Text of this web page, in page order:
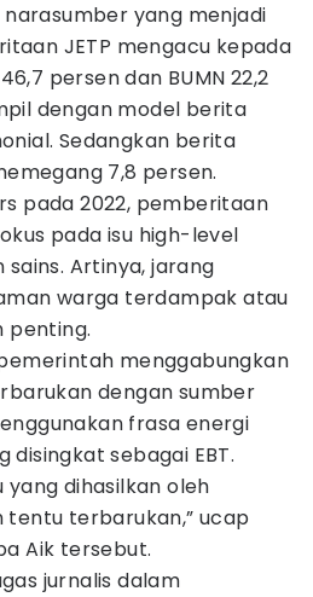
yang menjadi
JETP mengacu kepada
persen dan BUMN 22,2
dengan model berita
Sedangkan berita
7,8 persen.
pada 2022, pemberitaan
pada isu high-level
Artinya, jarang
warga terdampak atau
penting.
menggabungkan
dengan sumber
frasa energi
sebagai EBT.
yang dihasilkan oleh
terbarukan,” ucap
Aik tersebut.
jurnalis dalam